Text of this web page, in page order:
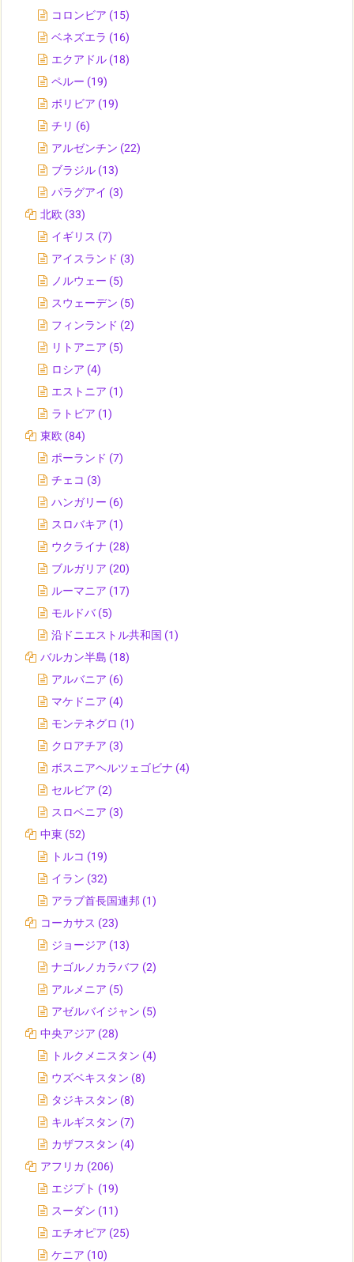
コロンビア (15)
ベネズエラ (16)
エクアドル (18)
ペルー (19)
ボリビア (19)
チリ (6)
アルゼンチン (22)
ブラジル (13)
パラグアイ (3)
北欧 (33)
イギリス (7)
アイスランド (3)
ノルウェー (5)
スウェーデン (5)
フィンランド (2)
リトアニア (5)
ロシア (4)
エストニア (1)
ラトビア (1)
東欧 (84)
ポーランド (7)
チェコ (3)
ハンガリー (6)
スロバキア (1)
ウクライナ (28)
ブルガリア (20)
ルーマニア (17)
モルドバ(5)
沿ドニエストル共和国 (1)
バルカン半島 (18)
アルバニア (6)
マケドニア (4)
モンテネグロ (1)
クロアチア (3)
ボスニアヘルツェゴビナ (4)
セルビア (2)
スロベニア (3)
中東 (52)
トルコ (19)
イラン (32)
アラブ首長国連邦 (1)
コーカサス (23)
ジョージア (13)
ナゴルノカラバフ (2)
アルメニア (5)
アゼルバイジャン (5)
中央アジア (28)
トルクメニスタン (4)
ウズベキスタン (8)
タジキスタン (8)
キルギスタン (7)
カザフスタン (4)
アフリカ (206)
エジプト (19)
スーダン (11)
エチオピア (25)
ケニア (10)